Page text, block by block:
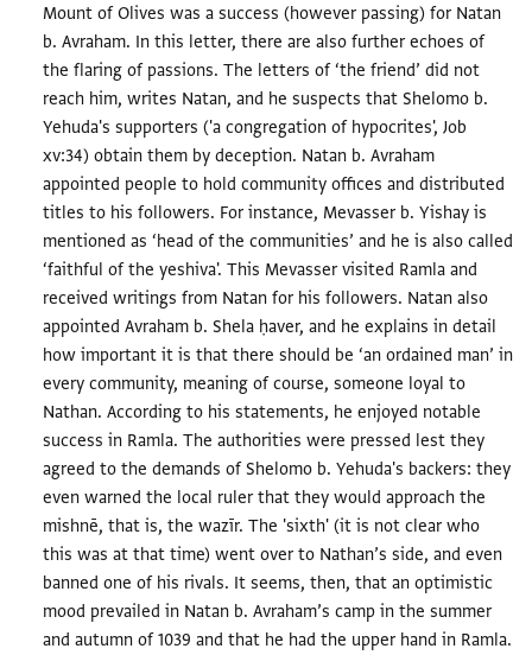
Mount of Olives was a success (however passing) for Natan
b. Avraham. In this letter, there are also further echoes of
the flaring of passions. The letters of ‘the friend’ did not
reach him, writes Natan, and he suspects that Shelomo b.
Yehuda's supporters ('a congregation of hypocrites', Job
xv:34) obtain them by deception. Natan b. Avraham
appointed people to hold community offices and distributed
titles to his followers. For instance, Mevasser b. Yishay is
mentioned as ‘head of the communities’ and he is also called
‘faithful of the yeshiva'. This Mevasser visited Ramla and
received writings from Natan for his followers. Natan also
appointed Avraham b. Shela ḥaver, and he explains in detail
how important it is that there should be ‘an ordained man’ in
every community, meaning of course, someone loyal to
Nathan. According to his statements, he enjoyed notable
success in Ramla. The authorities were pressed lest they
agreed to the demands of Shelomo b. Yehuda's backers: they
even warned the local ruler that they would approach the
mishnē, that is, the wazīr. The 'sixth' (it is not clear who
this was at that time) went over to Nathan’s side, and even
banned one of his rivals. It seems, then, that an optimistic
mood prevailed in Natan b. Avraham’s camp in the summer
and autumn of 1039 and that he had the upper hand in Ramla.